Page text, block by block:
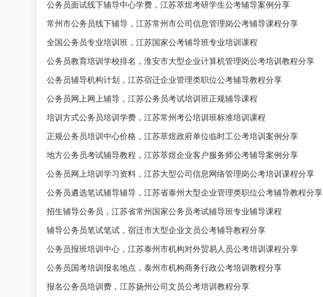
公务员面试线下辅导中心学费，江苏萃煜考研学生公考辅导案例分享
常州市公务员线下辅导，江苏常州市公司信息管理岗公考辅导课程分享
全国公务员专业培训班，江苏国家公考辅导班专业培训课程
公务员教育培训学校排名，淮安市大型企业计算机管理岗公考培训教程分享
公务员辅导机构计划，江苏宿迁企业管理类职位公考辅导教程分享
公务员网上网上辅导，江苏公务员考试培训班正规辅导课程
培训方式公务员培训学费，江苏常州考公培训班标准培训课程
正规公务员培训中心价格，江苏萃煜政府单位临时工公考培训案例分享
地方公务员考试辅导教程，江苏萃煜企业客户服务师公考辅导案例分享
公务员网上培训学习资料，江苏大型公司信息网络管理岗公考培训课程分享
公务员遴选笔试辅导辅导，江苏省泰州大型企业管理类职位公考辅导教程分享
招生辅导公务员，江苏省常州国家公务员考试辅导班专业辅导课程
辅导公务员笔试笔试，宿迁市大型企业文员公考辅导教程分享
公务员报班培训中心，江苏泰州市机构对外贸易人员公考培训课程分享
公务员国考培训报名地点，泰州市机构商务行政公考培训教程分享
报名公务员培训费，江苏扬州公司文员公考培训教程分享